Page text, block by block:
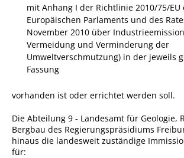
Wissenswertes/
Mängelmeldung
Winterdienst
Gleichstellung
mit Anhang I der Richtlinie 2010/75/EU
Europäischen Parlaments und des
November 2010 über
Vermeidung und Verminderung der
Umweltverschmutzung) in der jeweils
Fassung
vorhanden ist oder errichtet werden soll.
Die Abteilung 9 - Landesamt für Geologie,
Bergbau des Regierungspräsidiums
hinaus die landesweit zuständige
für: